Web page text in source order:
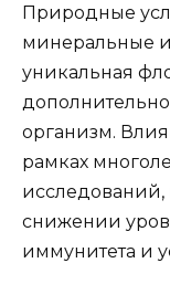
Природные
минеральные
уникальная
организм.
рамках
снижении
иммунитета и